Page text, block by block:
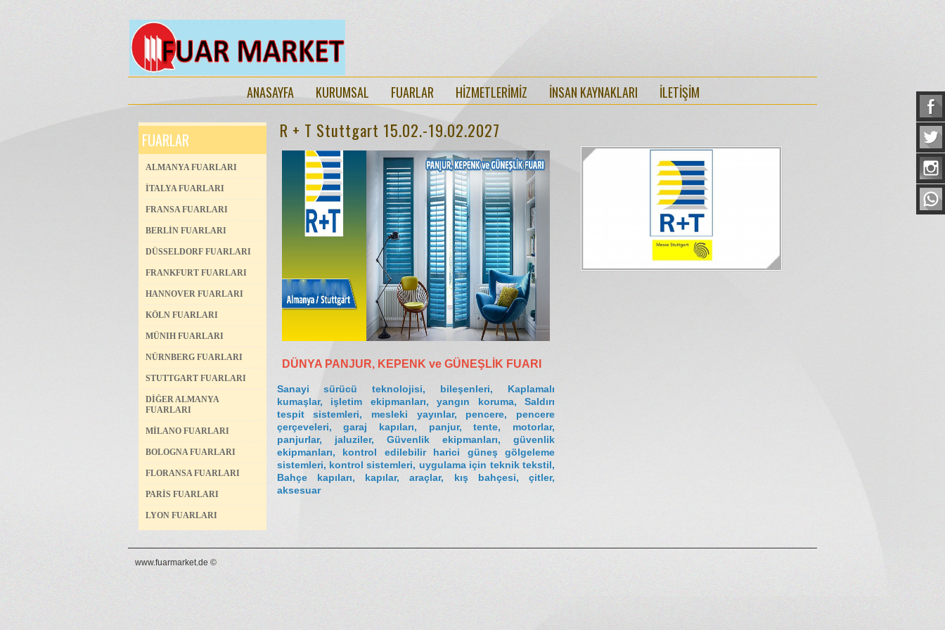
ANASAYFA KURUMSAL FUARLAR HİZMETLERİMİZ İNSAN KAYNAKLARI İLETİŞİM
FUARLAR
ALMANYA FUARLARI
İTALYA FUARLARI
FRANSA FUARLARI
BERLİN FUARLARI
DÜSSELDORF FUARLARI
FRANKFURT FUARLARI
HANNOVER FUARLARI
KÖLN FUARLARI
MÜNIH FUARLARI
NÜRNBERG FUARLARI
STUTTGART FUARLARI
DİĞER ALMANYA
FUARLARI
MİLANO FUARLARI
BOLOGNA FUARLARI
FLORANSA FUARLARI
PARİS FUARLARI
LYON FUARLARI
R + T Stuttgart 15.02.-19.02.2027
DÜNYA PANJUR, KEPENK ve GÜNEŞLİK FUARI
Sanayi sürücü teknolojisi, bileşenleri, Kaplamalı
kumaşlar, işletim ekipmanları, yangın koruma, Saldırı
tespit sistemleri, mesleki yayınlar, pencere, pencere
çerçeveleri, garaj kapıları, panjur, tente, motorlar,
panjurlar, jaluziler, Güvenlik ekipmanları, güvenlik
ekipmanları, kontrol edilebilir harici güneş gölgeleme
sistemleri, kontrol sistemleri, uygulama için teknik tekstil,
Bahçe kapıları, kapılar, araçlar, kış bahçesi, çitler,
aksesuar
www.fuarmarket.de ©